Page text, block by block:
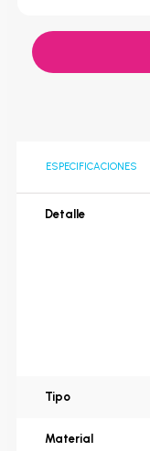
ESPECIFICACIONES
Detalle
Tipo
Material